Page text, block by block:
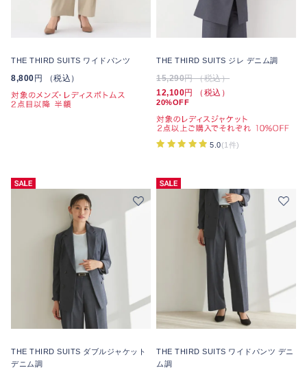
THE THIRD SUITS ワイドパンツ
8,800 円 （税込）
THE THIRD SUITS ジレ デニム調
15,290円 （税込）
12,100円 （税込）
20%OFF
5.0(1件)
THE THIRD SUITS ダブルジャケット
デニム調
THE THIRD SUITS ワイドパンツ デニ
ム調